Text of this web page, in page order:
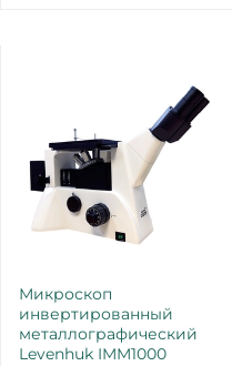
Микроскоп
инвертированный
металлографический
Levenhuk IMM1000